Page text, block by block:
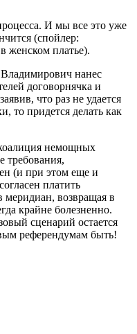
И мы все это уже
(спойлер:
женском платье).
нанес
договорнячка и
что раз не удается
то придется делать как
немощных
требования,
(и при этом еще и
платить
меридиан, возвращая в
крайне болезненно.
сценарий остается
референдумам быть!